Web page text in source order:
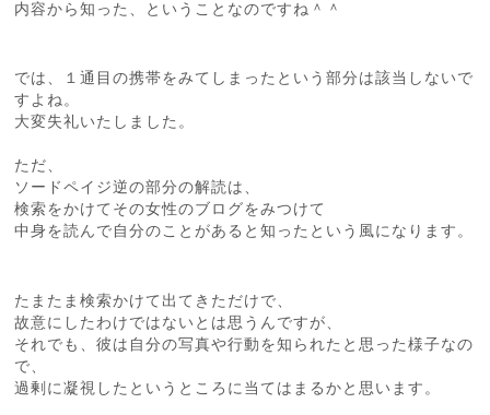
内容から知った、ということなのですね＾＾
では、１通目の携帯をみてしまったという部分は該当しないで
すよね。
大変失礼いたしました。
ただ、
ソードペイジ逆の部分の解読は、
検索をかけてその女性のブログをみつけて
中身を読んで自分のことがあると知ったという風になります。
たまたま検索かけて出てきただけで、
故意にしたわけではないとは思うんですが、
それでも、彼は自分の写真や行動を知られたと思った様子なの
で、
過剰に凝視したというところに当てはまるかと思います。